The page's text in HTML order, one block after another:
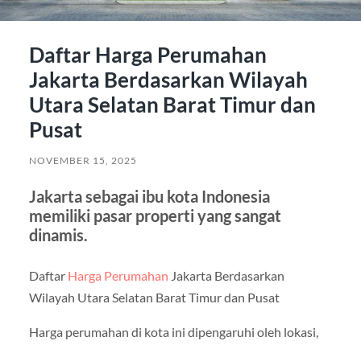
Daftar Harga Perumahan
Jakarta Berdasarkan Wilayah
Utara Selatan Barat Timur dan
Pusat
NOVEMBER 15, 2025
Jakarta sebagai ibu kota Indonesia
memiliki pasar properti yang sangat
dinamis.
Daftar Harga Perumahan Jakarta Berdasarkan
Wilayah Utara Selatan Barat Timur dan Pusat
Harga perumahan di kota ini dipengaruhi oleh lokasi,